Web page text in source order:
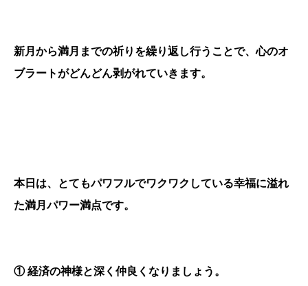
新月から満月までの祈りを繰り返し行うことで、心のオ
ブラートがどんどん剥がれていきます。
本日は、とてもパワフルでワクワクしている幸福に溢れ
た満月パワー満点です。
①経済の神様と深く仲良くなりましょう。